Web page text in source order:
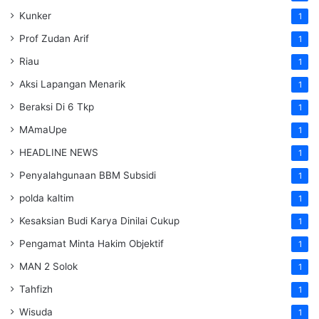
Kunker 1
Prof Zudan Arif 1
Riau 1
Aksi Lapangan Menarik 1
Beraksi Di 6 Tkp 1
MAmaUpe 1
HEADLINE NEWS 1
Penyalahgunaan BBM Subsidi 1
polda kaltim 1
Kesaksian Budi Karya Dinilai Cukup 1
Pengamat Minta Hakim Objektif 1
MAN 2 Solok 1
Tahfizh 1
Wisuda 1